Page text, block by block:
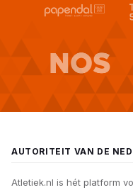
AUTORITEIT VAN DE
Atletiek.nl is hét platform